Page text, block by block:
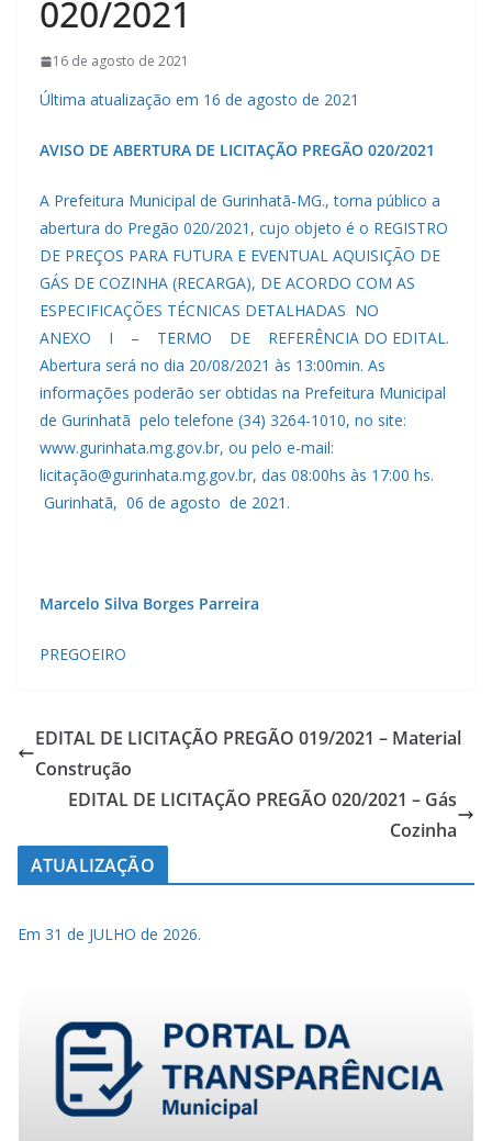
020/2021
16 de agosto de 2021
Última atualização em 16 de agosto de 2021
AVISO DE ABERTURA DE LICITAÇÃO PREGÃO 020/2021
A Prefeitura Municipal de Gurinhatã-MG., torna público a
abertura do Pregão 020/2021, cujo objeto é o REGISTRO
DE PREÇOS PARA FUTURA E EVENTUAL AQUISIÇÃO DE
GÁS DE COZINHA (RECARGA), DE ACORDO COM AS
ESPECIFICAÇÕES TÉCNICAS DETALHADAS NO
ANEXO I – TERMO DE REFERÊNCIA DO EDITAL.
Abertura será no dia 20/08/2021 às 13:00min. As
informações poderão ser obtidas na Prefeitura Municipal
de Gurinhatã pelo telefone (34) 3264-1010, no site:
www.gurinhata.mg.gov.br, ou pelo e-mail:
licitação@gurinhata.mg.gov.br, das 08:00hs às 17:00 hs.
Gurinhatã, 06 de agosto de 2021.
Marcelo Silva Borges Parreira
PREGOEIRO
EDITAL DE LICITAÇÃO PREGÃO 019/2021 – Material
Construção
EDITAL DE LICITAÇÃO PREGÃO 020/2021 – Gás
Cozinha
ATUALIZAÇÃO
Em 31 de JULHO de 2026.